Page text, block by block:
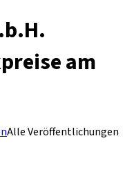
am
Alle Veröffentlichungen